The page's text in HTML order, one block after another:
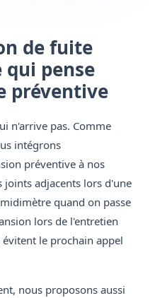
de fuite
qui pense
préventive
n'arrive pas. Comme
intégrons
préventive à nos
adjacents lors d'une
quand on passe
lors de l'entretien
le prochain appel
nous proposons aussi